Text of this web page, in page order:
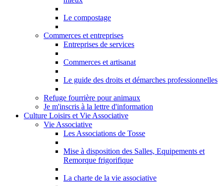
Le compostage
Commerces et entreprises
Entreprises de services
Commerces et artisanat
Le guide des droits et démarches professionnelles
Refuge fourrière pour animaux
Je m'inscris à la lettre d'information
Culture Loisirs et Vie Associative
Vie Associative
Les Associations de Tosse
Mise à disposition des Salles, Equipements et
Remorque frigorifique
La charte de la vie associative